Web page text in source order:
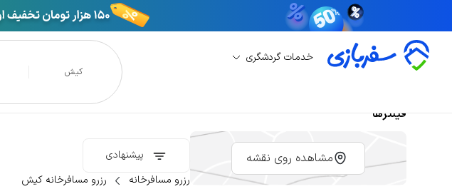
خدمات گردشگری
کیش
فیلترها
مشاهده روی نقشه
پیشنهادی
رزرو مسافرخانه
رزرو مسافرخانه کیش